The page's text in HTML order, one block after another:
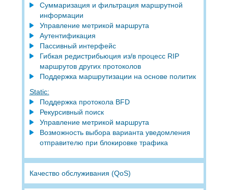
Суммаризация и фильтрация маршрутной
информации
Управление метрикой маршрута
Аутентификация
Пассивный интерфейс
Гибкая редистрибьюция из/в процесс RIP
маршрутов других протоколов
Поддержка маршрутизации на основе политик
Static:
Поддержка протокола BFD
Рекурсивный поиск
Управление метрикой маршрута
Возможность выбора варианта уведомления
отправителю при блокировке трафика
Качество обслуживания (QoS)